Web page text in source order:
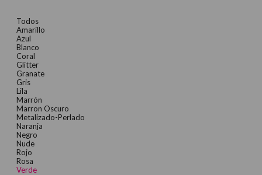
Todos
Amarillo
Azul
Blanco
Coral
Glitter
Granate
Gris
Lila
Marrón
Marron Oscuro
Metalizado-Perlado
Naranja
Negro
Nude
Rojo
Rosa
Verde